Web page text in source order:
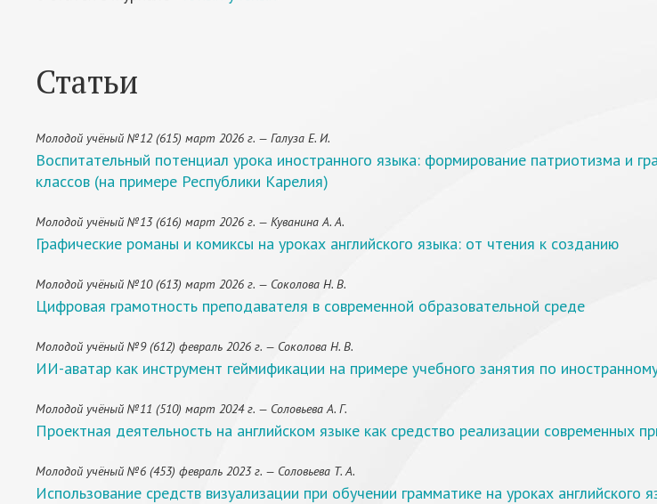
Статьи
Молодой учёный №12 (615) март 2026 г. — Галуза Е. И.
Воспитательный потенциал урока иностранного языка: формирование патриотизма и
классов (на примере Республики Карелия)
Молодой учёный №13 (616) март 2026 г. — Куванина А. А.
Графические романы и комиксы на уроках английского языка: от чтения к созданию
Молодой учёный №10 (613) март 2026 г. — Соколова Н. В.
Цифровая грамотность преподавателя в современной образовательной среде
Молодой учёный №9 (612) февраль 2026 г. — Соколова Н. В.
ИИ-аватар как инструмент геймификации на примере учебного занятия по
Молодой учёный №11 (510) март 2024 г. — Соловьева А. Г.
Проектная деятельность на английском языке как средство реализации современных
Молодой учёный №6 (453) февраль 2023 г. — Соловьева Т. А.
Использование средств визуализации при обучении грамматике на уроках английского